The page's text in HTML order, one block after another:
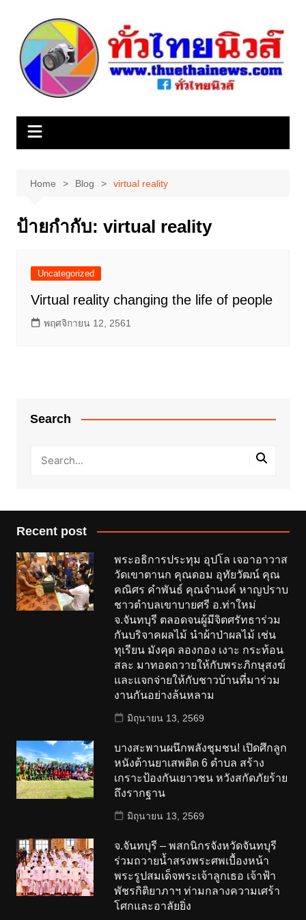
content
Home Blog virtual reality
ป้ายกำกับ: virtual reality
Uncategorized
Virtual reality changing the life of people
พฤศจิกายน 12, 2561
Search
Recent post
พระอธิการประทุม อุปโล เจอาอาวาส
วัดเขาตานก คุณดอม อุทัยวัฒน์ คุณ
คณิศร คำพันธ์ คุณจำนงค์ หาญปราบ
ชาวตำบลเขาบายศรี อ.ท่าใหม่
จ.จันทบุรี ตลอดจนผู้มีจิตศรัทธาร่วม
กันบริจาคผลไม้ นำผ้าป่าผลไม้ เช่น
ทุเรียน มังคุด ลองกอง เงาะ กระท้อน
สละ มาทอดถวายให้กับพระภิกษุสงฆ์
และแจกจ่ายให้กับชาวบ้านที่มาร่วม
งานกันอย่างล้นหลาม
มิถุนายน 13, 2569
บางสะพานผนึกพลังชุมชน! เปิดศึกลูก
หนังต้านยาเสพติด 6 ตำบล สร้าง
เกราะป้องกันเยาวชน หวังสกัดภัยร้าย
ถึงรากฐาน
มิถุนายน 13, 2569
จ.จันทบุรี – พสกนิกรจังหวัดจันทบุรี
ร่วมถวายน้ำสรงพระศพเบื้องหน้า
พระรูปสมเด็จพระเจ้าลูกเธอ เจ้าฟ้า
พัชรกิติยาภาฯ ท่ามกลางความเศร้า
โศกและอาลัยยิ่ง